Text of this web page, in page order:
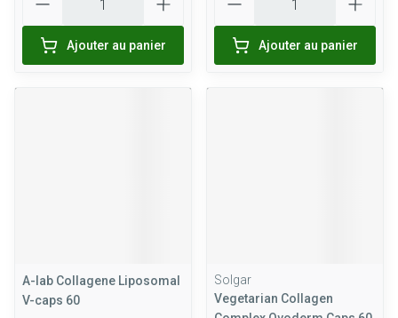
Ajouter au panier Ajouter au panier
A-lab Collagene Liposomal
V-caps 60
Solgar
Vegetarian Collagen